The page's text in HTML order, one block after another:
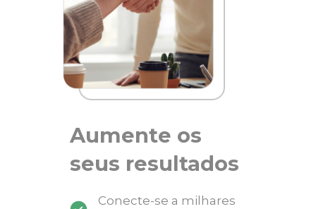
Aumente os
seus resultados
Conecte-se a milhares